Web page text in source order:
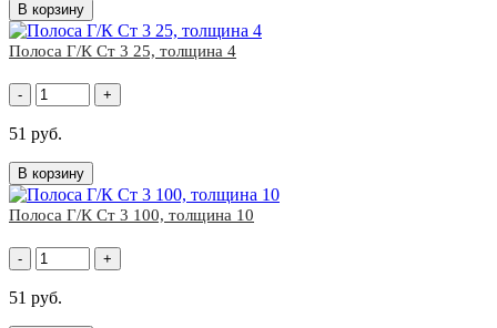
В корзину
Полоса Г/К Ст 3 25, толщина 4
- +
51 руб.
В корзину
Полоса Г/К Ст 3 100, толщина 10
- +
51 руб.